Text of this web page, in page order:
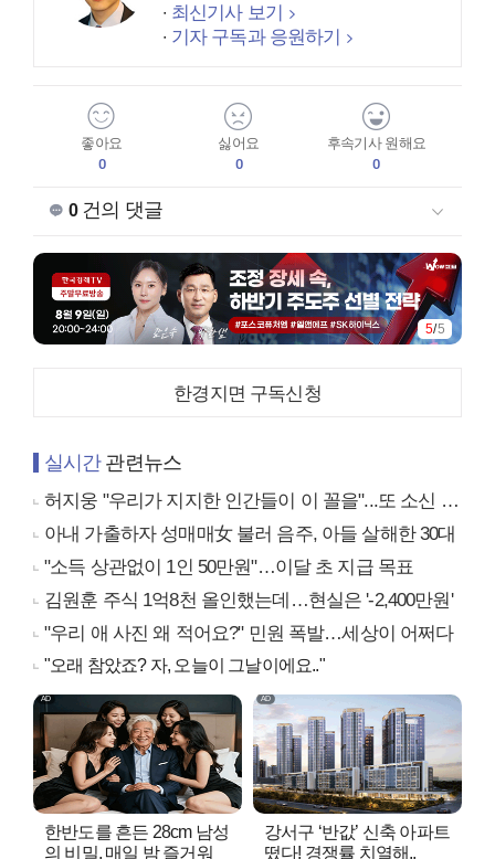
최신기사 보기
기자 구독과 응원하기
좋아요
0
싫어요
0
후속기사 원해요
0
0건의 댓글
5/5
한경지면 구독신청
실시간관련뉴스
허지웅 "우리가 지지한 인간들이 이 꼴을"...또 소신 발언
아내 가출하자 성매매女 불러 음주, 아들 살해한 30대
"소득 상관없이 1인 50만원"…이달 초 지급 목표
김원훈 주식 1억8천 올인했는데…현실은 '-2,400만원'
"우리 애 사진 왜 적어요?" 민원 폭발…세상이 어쩌다
"오래 참았죠? 자, 오늘이 그날이에요.."
한반도를 흔든 28cm 남성
의 비밀, 매일 밤 즐거워
강서구 ‘반값’ 신축 아파트
떴다! 경쟁률 치열해..